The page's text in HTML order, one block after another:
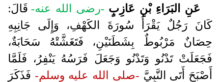
عَنِ البَرَاءِ بْنِ عَازِبٍ -رضى الله عنه- قَالَ:
كَانَ رَجُلٌ يَقْرَأُ سُورَةَ الكَهْفِ، وَإِلَى جَانِبِهِ
حِصَانٌ مَرْبُوطٌ بِشَطَنَيْنِ، فَتَغَشَّتْهُ سَحَابَةٌ،
فَجَعَلَتْ تَدْنُو وَتَدْنُو وَجَعَلَ فَرَسُهُ يَنْفِرُ، فَلَمَّا
أَصْبَحَ أَتَى النَّبِيَّ -صلى الله عليه وسلم- فَذَكَرَ